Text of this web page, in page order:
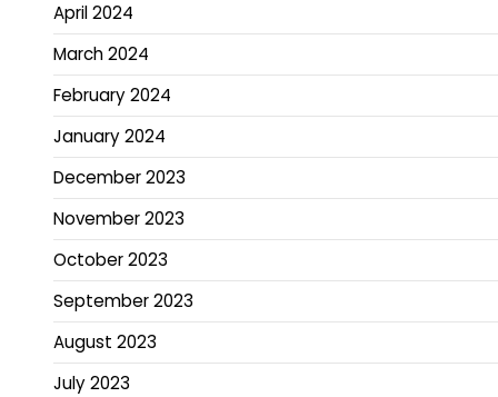
April 2024
March 2024
February 2024
January 2024
December 2023
November 2023
October 2023
September 2023
August 2023
July 2023